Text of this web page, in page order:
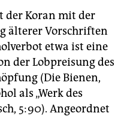
der Koran mit der
älterer Vorschriften
etwa ist eine
der Lobpreisung des
(Die Bienen,
als „Werk des
5:90). Angeordnet